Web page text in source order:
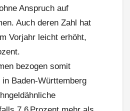
Anspruch auf
Auch deren Zahl hat
Vorjahr leicht erhöht,
bezogen somit
in Baden-Württemberg